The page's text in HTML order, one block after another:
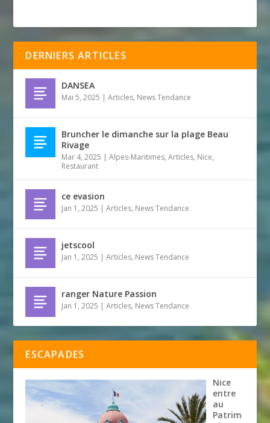
DERNIERS ARTICLES
DANSEA
Mai 5, 2025 |Articles, News Tendance
Bruncher le dimanche sur la plage Beau
Rivage
Mar 4, 2025 |Alpes-Maritimes,Articles, Nice,
Restaurant
ce evasion
Jan 1, 2025 |Articles, News Tendance
jetscool
Jan 1, 2025 |Articles, News Tendance
ranger Nature Passion
Jan 1, 2025 |Articles, News Tendance
ESCAPADES
Nice
entre
au
Patrim